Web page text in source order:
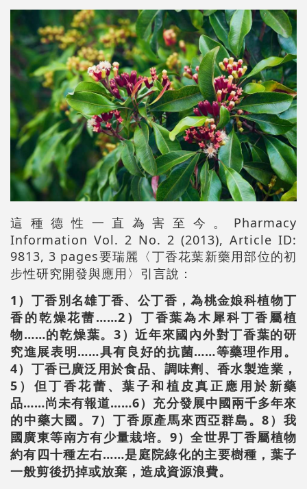
這種德性一直為害至今。Pharmacy
Information Vol. 2 No. 2 (2013), Article ID:
9813, 3 pages要瑞麗〈丁香花葉新藥用部位的初
步性研究開發與應用〉引言說：
1）丁香別名雄丁香、公丁香，為桃金娘科植物丁
香的乾燥花蕾……2）丁香葉為木犀科丁香屬植
物……的乾燥葉。3）近年來國內外對丁香葉的研
究進展表明……具有良好的抗菌……等藥理作用。
4）丁香已廣泛用於食品、調味劑、香水製造業，
5）但丁香花蕾、葉子和植皮真正應用於新藥
品……尚未有報道……6）充分發展中國兩千多年來
的中藥大國。7）丁香原產馬來西亞群島。8）我
國廣東等南方有少量栽培。9）全世界丁香屬植物
約有四十種左右……是庭院綠化的主要樹種，葉子
一般剪後扔掉或放棄，造成資源浪費。